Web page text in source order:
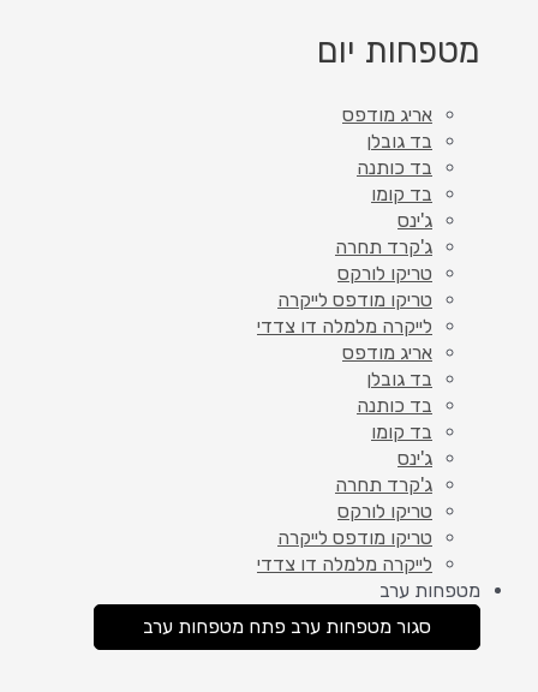
מטפחות יום
אריג מודפס
בד גובלן
בד כותנה
בד קומו
ג'ינס
ג'קרד תחרה
טריקו לורקס
טריקו מודפס לייקרה
לייקרה מלמלה דו צדדי
אריג מודפס
בד גובלן
בד כותנה
בד קומו
ג'ינס
ג'קרד תחרה
טריקו לורקס
טריקו מודפס לייקרה
לייקרה מלמלה דו צדדי
מטפחות ערב
סגור מטפחות ערב פתח מטפחות ערב